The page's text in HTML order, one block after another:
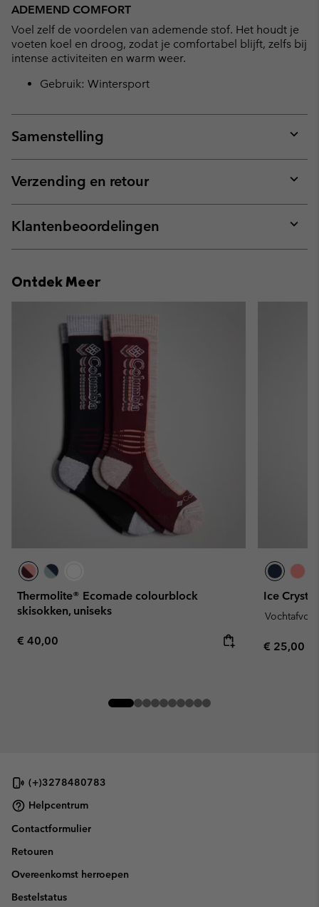
ADEMEND COMFORT
Voel zelf de voordelen van ademende stof. Het houdt je
voeten koel en droog, zodat je comfortabel blijft, zelfs bij
intense activiteiten en warm weer.
Gebruik: Wintersport
Samenstelling
or
Verzending en retour
or
Klantenbeoordelingen
or
Ontdek Meer
Thermolite® Ecomade colourblock
skisokken, uniseks
Regular price:
€ 40,00
Ice
Regular
€ 25,00
(+)3278480783
Helpcentrum
Contactformulier
Retouren
Overeenkomst herroepen
Bestelstatus